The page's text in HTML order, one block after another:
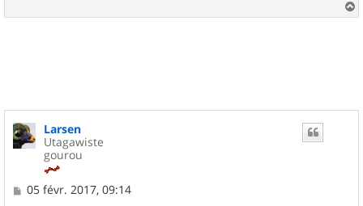
a
Larsen
Utagawiste
gourou
M
05 févr. 2017, 09:14